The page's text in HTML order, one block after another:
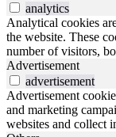
analytics
Analytical cookies
the website. These
number of visitors,
Advertisement
advertisement
Advertisement
and marketing
websites and collect